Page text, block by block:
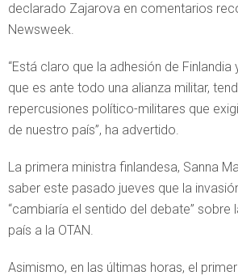
declarado Zajarova en comentarios
Newsweek.
“Está claro que la adhesión de Finlandia
que es ante todo una alianza militar,
repercusiones político-militares que
de nuestro país”, ha advertido.
La primera ministra finlandesa, Sanna
saber este pasado jueves que la
“cambiaría el sentido del debate” sobre
país a la OTAN.
Asimismo, en las últimas horas, el